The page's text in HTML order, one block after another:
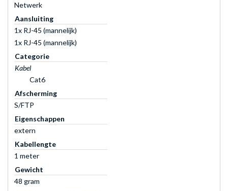
Netwerk
Aansluiting
1x RJ-45 (mannelijk)
1x RJ-45 (mannelijk)
Categorie
Kabel
Cat6
Afscherming
S/FTP
Eigenschappen
extern
Kabellengte
1 meter
Gewicht
48 gram